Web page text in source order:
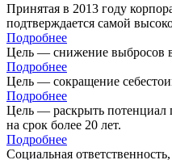
Принятая в 2013 году
подтверждается самой
Подробнее
Цель — снижение выбросов
Подробнее
Цель — сокращение
Подробнее
Цель — раскрыть потенциал
на срок более 20 лет.
Подробнее
Социальная